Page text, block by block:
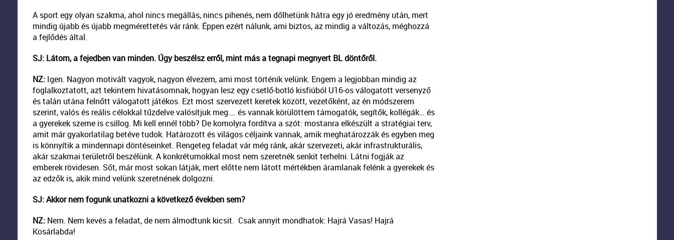
A sport egy olyan szakma, ahol nincs megállás, nincs pihenés, nem dőlhetünk hátra egy jó eredmény után, mert
mindig újabb és újabb megmérettetés vár ránk. Éppen ezért nálunk, ami biztos, az mindig a változás, méghozzá
a fejlődés által.
SJ: Látom, a fejedben van minden. Úgy beszélsz erről, mint más a tegnapi megnyert BL döntőről.
NZ:Igen. Nagyon motivált vagyok, nagyon élvezem, ami most történik velünk. Engem a legjobban mindig az
foglalkoztatott, azt tekintem hivatásomnak, hogyan lesz egy csetlő-botló kisfiúból U16-os válogatott versenyző
és talán utána felnőtt válogatott játékos. Ezt most szervezett keretek között, vezetőként, az én módszerem
szerint, valós és reális célokkal tűzdelve valósítjuk meg…. és vannak körülöttem támogatók, segítők, kollégák… és
a gyerekek szeme is csillog. Mi kell ennél több? De komolyra fordítva a szót: mostanra elkészült a stratégiai terv,
amit már gyakorlatilag betéve tudok. Határozott és világos céljaink vannak, amik meghatározzák és egyben meg
is könnyítik a mindennapi döntéseinket. Rengeteg feladat vár még ránk, akár szervezeti, akár infrastrukturális,
akár szakmai területről beszélünk. A konkrétumokkal most nem szeretnék senkit terhelni. Látni fogják az
emberek rövidesen. Sőt, már most sokan látják, mert előtte nem látott mértékben áramlanak felénk a gyerekek és
az edzők is, akik mind velünk szeretnének dolgozni.
SJ: Akkor nem fogunk unatkozni a következő években sem?
NZ:Nem. Nem kevés a feladat, de nem álmodtunk kicsit. Csak annyit mondhatok: Hajrá Vasas! Hajrá
Kosárlabda!